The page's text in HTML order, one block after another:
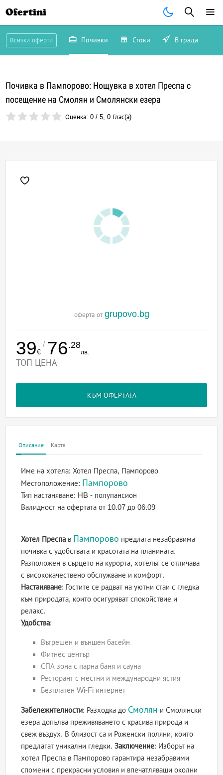
Ofertini
Всички оферти Почивки Стоки В града
Почивка в Пампорово: Нощувка в хотел Преспа с
посещение на Смолян и Смолянски езера
Оценка:0 /5,0 Глас(а)
оферта от grupovo.bg
39€
/ 76.28
лв.
ТОП ЦЕНА
КЪМ ОФЕРТАТА
Описание Карта
Име на хотела: Хотел Преспа, Пампорово
Местоположение: Пампорово
Тип настаняване: HB - полупансион
Валидност на офертатаот 10.07 до 06.09
Хотел Преспа в Пампорово предлага незабравима
почивка с удобствата и красотата на планината.
Разположен в сърцето на курорта, хотелът се отличава
с висококачествено обслужване и комфорт.
Настаняване: Гостите се радват на уютни стаи с гледка
към природата, които осигуряват спокойствие и
релакс.
Удобства:
Вътрешен и външен басейн
Фитнес център
СПА зона с парна баня и сауна
Ресторант с местни и международни ястия
Безплатен Wi-Fi интернет
Забележителности: Разходка до Смолян и Смолянски
езера допълва преживяването с красива природа и
свеж въздух. В близост са и Роженски поляни, които
предлагат уникални гледки.Заключение: Изборът на
хотел Преспа в Пампорово гарантира незабравими
спомени с прекрасни условия и впечатляващи околни